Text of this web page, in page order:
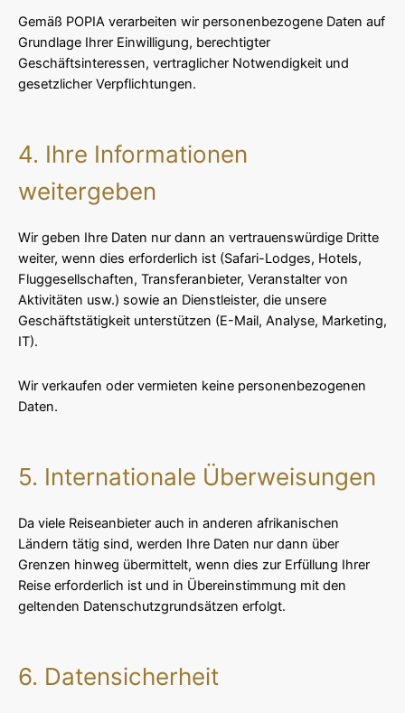
Gemäß POPIA verarbeiten wir personenbezogene Daten auf
Grundlage Ihrer Einwilligung, berechtigter
Geschäftsinteressen, vertraglicher Notwendigkeit und
gesetzlicher Verpflichtungen.
4. Ihre Informationen
weitergeben
Wir geben Ihre Daten nur dann an vertrauenswürdige Dritte
weiter, wenn dies erforderlich ist (Safari-Lodges, Hotels,
Fluggesellschaften, Transferanbieter, Veranstalter von
Aktivitäten usw.) sowie an Dienstleister, die unsere
Geschäftstätigkeit unterstützen (E-Mail, Analyse, Marketing,
IT).
Wir verkaufen oder vermieten keine personenbezogenen
Daten.
5. Internationale Überweisungen
Da viele Reiseanbieter auch in anderen afrikanischen
Ländern tätig sind, werden Ihre Daten nur dann über
Grenzen hinweg übermittelt, wenn dies zur Erfüllung Ihrer
Reise erforderlich ist und in Übereinstimmung mit den
geltenden Datenschutzgrundsätzen erfolgt.
6. Datensicherheit